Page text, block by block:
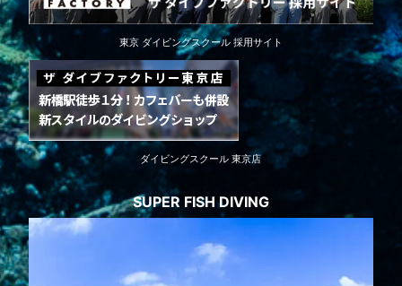
東京 ダイビングスクール 採用サイト
ダイビングスクール 東京店
SUPER FISH DIVING